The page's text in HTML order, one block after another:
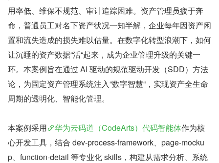
用率低、维保不规范、审计追踪困难。资产管理员疲于奔
命，普通员工对名下资产状况一知半解，企业每年因资产闲
置和流失造成的损失难以估量。在数字化转型浪潮下，如何
让沉睡的资产数据“活“起来，成为企业管理升级的关键一
环。本案例旨在通过 AI 驱动的规范驱动开发（SDD）方法
论，为固定资产管理系统注入“数字智慧“，实现资产全生命
周期的透明化、智能化管理。
本案例采用 华为云码道（CodeArts）代码智能体作为核
心开发工具，结合 dev-process-framework、page-mocku
p、function-detail 等专业化 skills，构建从需求分析、系统